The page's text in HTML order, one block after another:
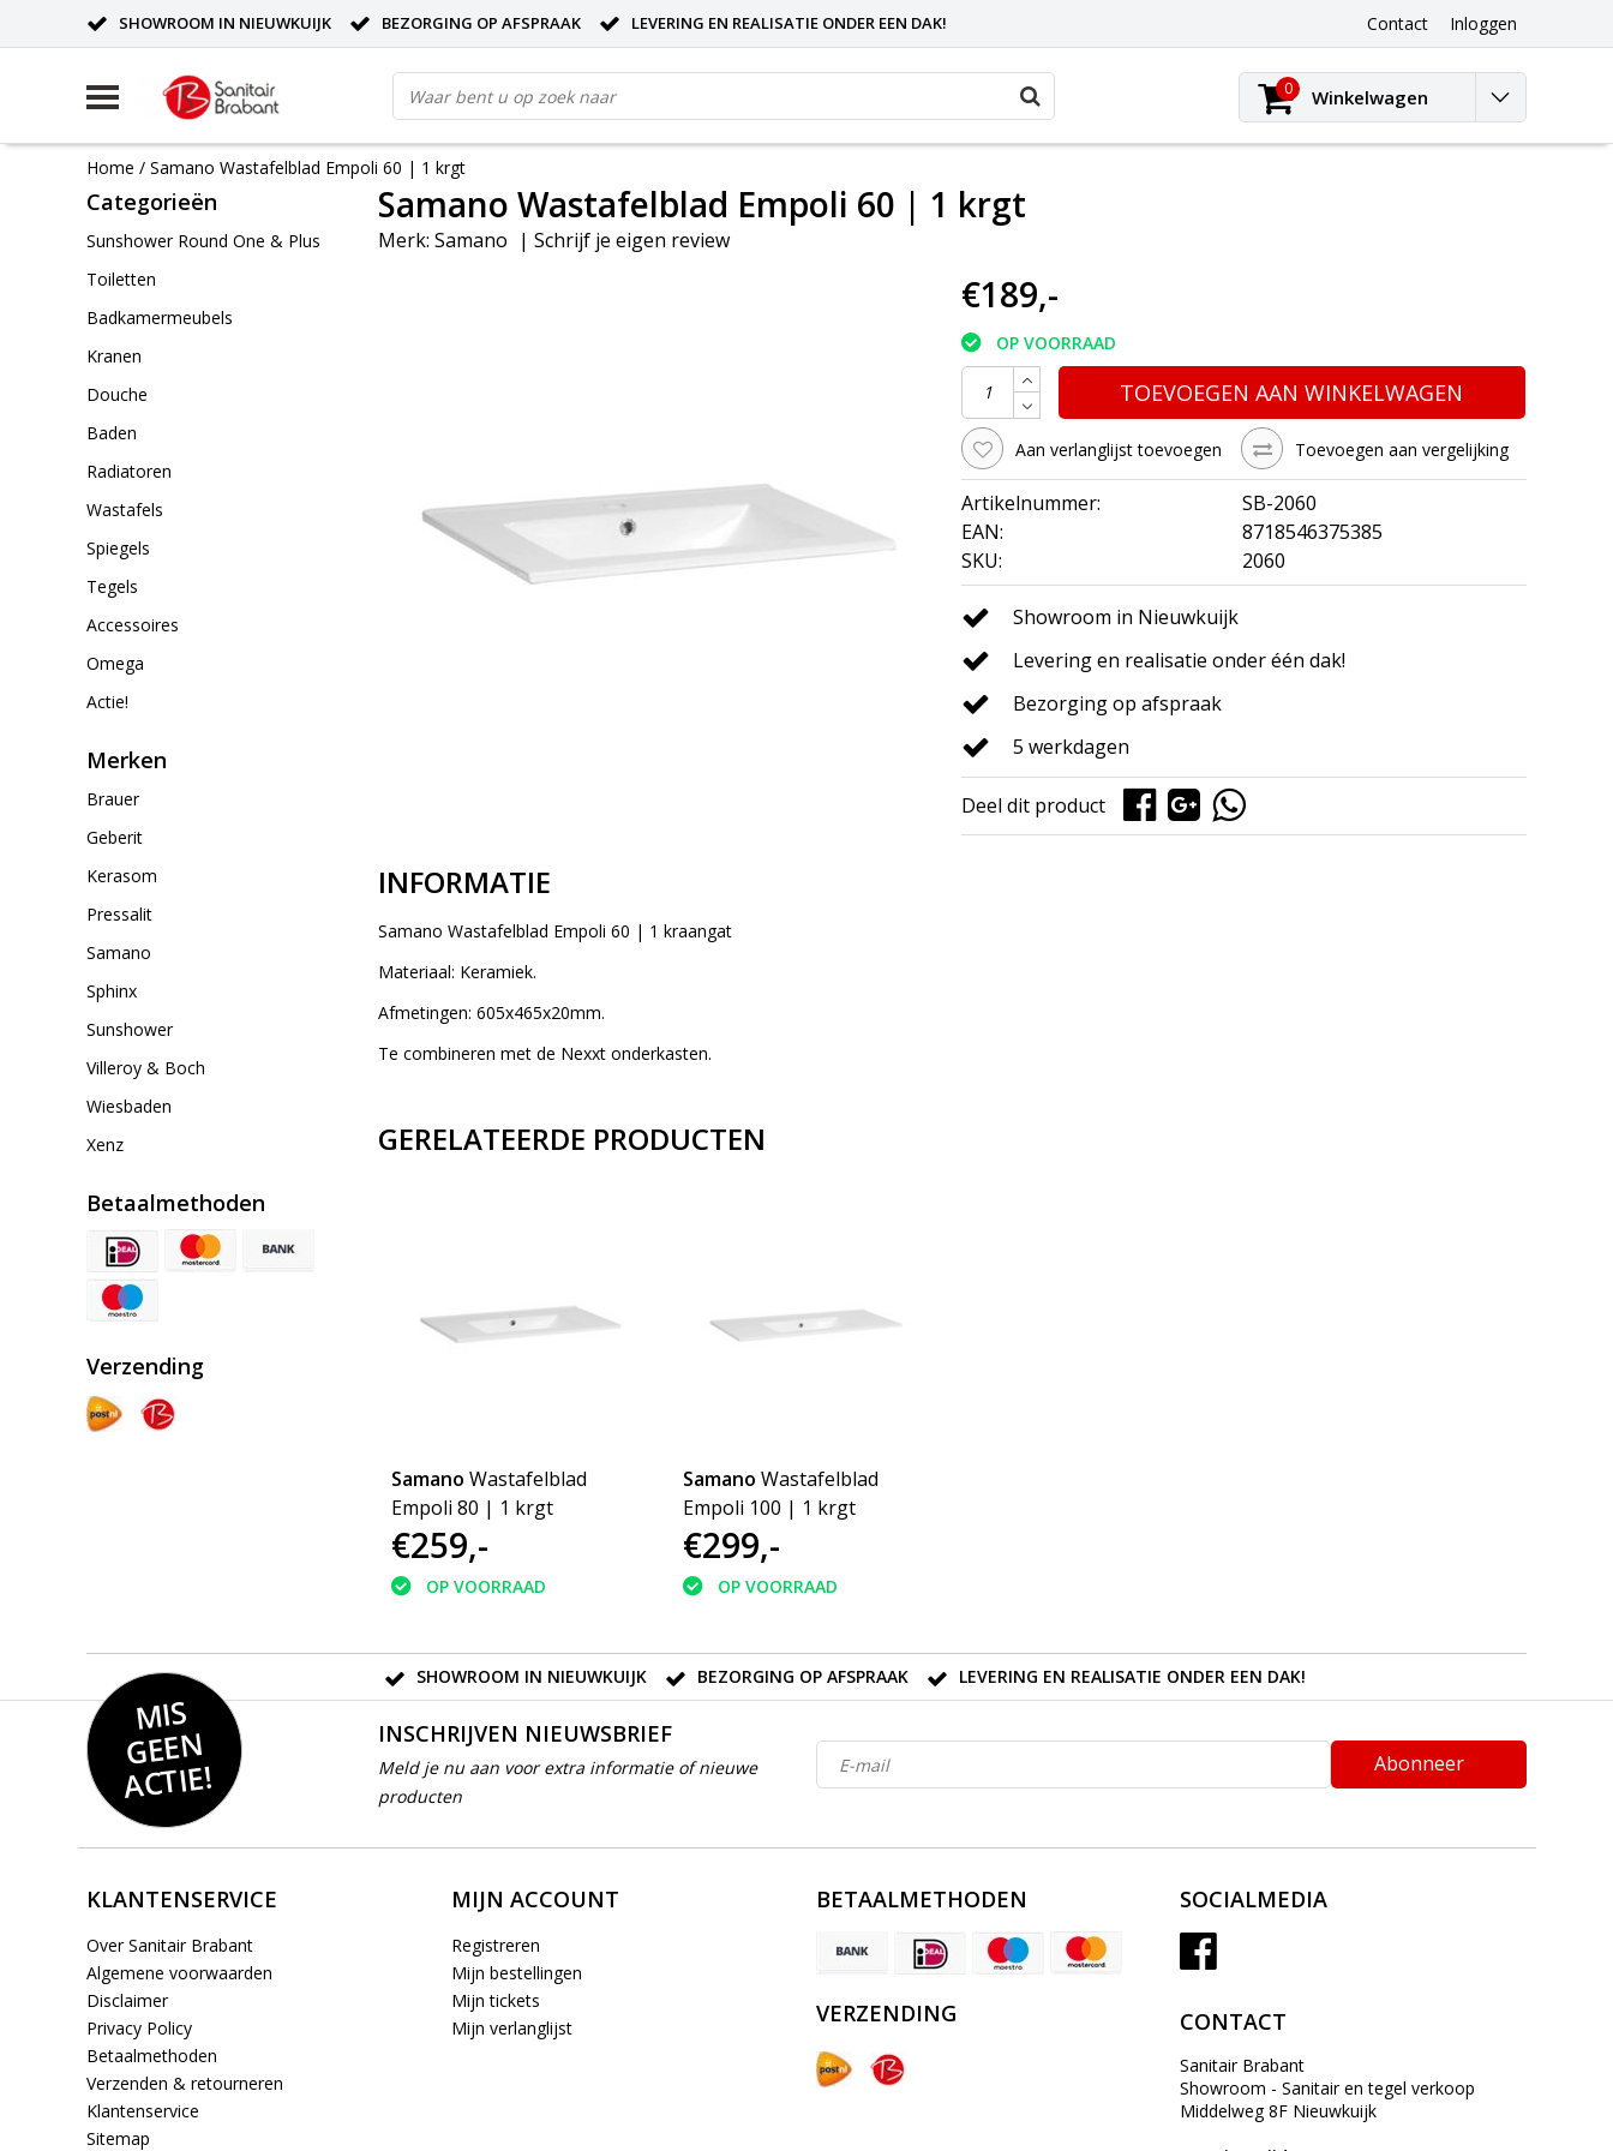
SHOWROOM IN NIEUWKUIJK BEZORGING OP AFSPRAAK LEVERING EN REALISATIE ONDER EEN DAK! Contact Inloggen
0 Winkelwagen
Home / Samano Wastafelblad Empoli 60 | 1 krgt
Categorieën
Sunshower Round One & Plus
Toiletten
Badkamermeubels
Kranen
Douche
Baden
Radiatoren
Wastafels
Spiegels
Tegels
Accessoires
Omega
Actie!
Merken
Brauer
Geberit
Kerasom
Pressalit
Samano
Sphinx
Sunshower
Villeroy & Boch
Wiesbaden
Xenz
Betaalmethoden
Verzending
Samano Wastafelblad Empoli 60 | 1 krgt
Merk: Samano | Schrijf je eigen review
€189,-
OP VOORRAAD
TOEVOEGEN AAN WINKELWAGEN
Aan verlanglijst toevoegen Toevoegen aan vergelijking
Artikelnummer:
SB-2060
EAN:
8718546375385
SKU:
2060
Showroom in Nieuwkuijk
Levering en realisatie onder één dak!
Bezorging op afspraak
5 werkdagen
Deel dit product
INFORMATIE
Samano Wastafelblad Empoli 60 | 1 kraangat
Materiaal: Keramiek.
Afmetingen: 605x465x20mm.
Te combineren met de Nexxt onderkasten.
GERELATEERDE PRODUCTEN
Samano Wastafelblad
Empoli 80 | 1 krgt
€259,-
OP VOORRAAD
Samano Wastafelblad
Empoli 100 | 1 krgt
€299,-
OP VOORRAAD
SHOWROOM IN NIEUWKUIJK BEZORGING OP AFSPRAAK LEVERING EN REALISATIE ONDER EEN DAK!
MIS
GEE
N
ACTIE!
INSCHRIJVEN NIEUWSBRIEF
Meld je nu aan voor extra informatie of nieuwe
producten
Abonneer
KLANTENSERVICE
Over Sanitair Brabant
Algemene voorwaarden
Disclaimer
Privacy Policy
Betaalmethoden
Verzenden & retourneren
Klantenservice
Sitemap
MIJN ACCOUNT
Registreren
Mijn bestellingen
Mijn tickets
Mijn verlanglijst
BETAALMETHODEN
VERZENDING
SOCIALMEDIA
CONTACT
Sanitair Brabant
Showroom - Sanitair en tegel verkoop
Middelweg 8F Nieuwkuijk